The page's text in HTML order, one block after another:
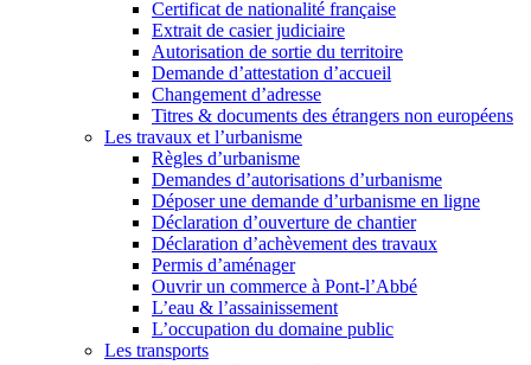
Certificat de nationalité française
Extrait de casier judiciaire
Autorisation de sortie du territoire
Demande d’attestation d’accueil
Changement d’adresse
Titres & documents des étrangers non européens
Les travaux et l’urbanisme
Règles d’urbanisme
Demandes d’autorisations d’urbanisme
Déposer une demande d’urbanisme en ligne
Déclaration d’ouverture de chantier
Déclaration d’achèvement des travaux
Permis d’aménager
Ouvrir un commerce à Pont-l’Abbé
L’eau & l’assainissement
L’occupation du domaine public
Les transports